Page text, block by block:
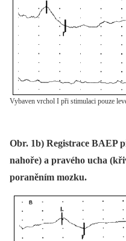
Vybaven vrchol I při stimulaci pouze
Obr. 1b) Registrace BAEP
nahoře) a pravého ucha
poraněním mozku.